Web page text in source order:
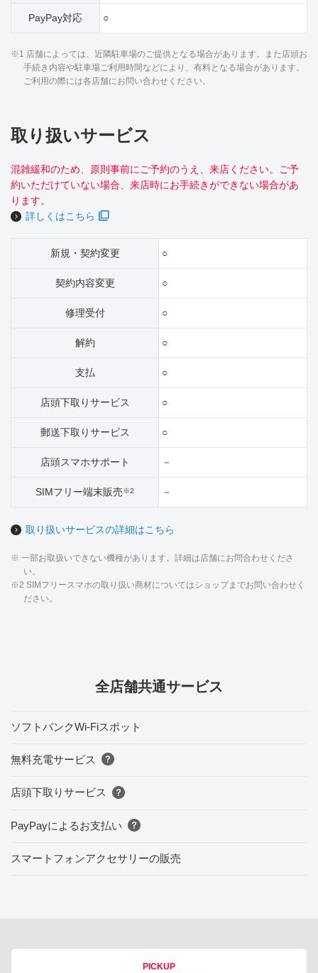
PayPay対応 ○
※1 店舗によっては、近隣駐車場のご提供となる場合があります。また店頭お
手続き内容や駐車場ご利用時間などにより、有料となる場合があります。
ご利用の際には各店舗にお問い合わせください。
取り扱いサービス
混雑緩和のため、原則事前にご予約のうえ、来店ください。ご予
約いただけていない場合、来店時にお手続きができない場合があ
ります。
詳しくはこちら
新規・契約変更 ○
契約内容変更 ○
修理受付 ○
解約 ○
支払 ○
店頭下取りサービス ○
郵送下取りサービス ○
店頭スマホサポート －
SIMフリー端末販売※2 －
取り扱いサービスの詳細はこちら
※ 一部お取扱いできない機種があります。詳細は店舗にお問合わせくださ
い。
※2 SIMフリースマホの取り扱い商材についてはショップまでお問い合わせく
ださい。
全店舗共通サービス
ソフトバンクWi-Fiスポット
無料充電サービス
店頭下取りサービス
PayPayによるお支払い
スマートフォンアクセサリーの販売
PICKUP